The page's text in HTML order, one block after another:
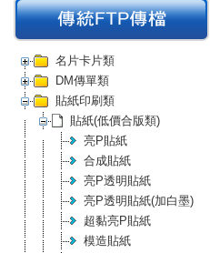
名片卡片類
DM傳單類
貼紙印刷類
貼紙(低價合版類)
亮P貼紙
合成貼紙
亮P透明貼紙
亮P透明貼紙(加白墨)
超黏亮P貼紙
模造貼紙